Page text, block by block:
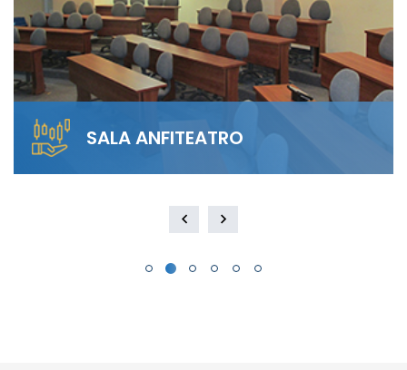
SALA ANFITEATRO
Alquila nuestra Sala Anfiteatro para 40
personas. El diseño escalonado garantiza